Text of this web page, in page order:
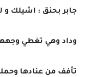
جابر بحنق : اشيلك و
وداد وهي تغطي
تأفف من عنادها